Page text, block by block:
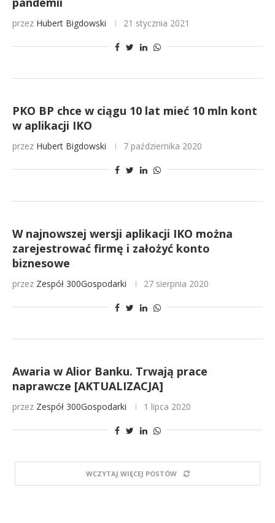
przez Hubert Bigdowski 21 stycznia 2021
PKO BP chce w ciągu 10 lat mieć 10 mln kont
w aplikacji IKO
przez Hubert Bigdowski 7 października 2020
W najnowszej wersji aplikacji IKO można
zarejestrować firmę i założyć konto
biznesowe
przez Zespół 300Gospodarki 27 sierpnia 2020
Awaria w Alior Banku. Trwają prace
naprawcze [AKTUALIZACJA]
przez Zespół 300Gospodarki 1 lipca 2020
WCZYTAJ WIĘCEJ POSTÓW